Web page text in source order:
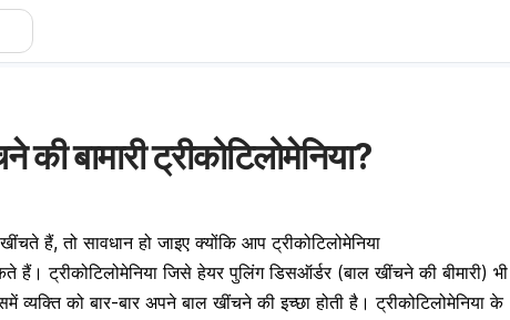
की बामारी ट्रीकोटिलोमेनिया?
हैं, तो सावधान हो जाइए क्योंकि आप ट्रीकोटिलोमेनिया
ट्रीकोटिलोमेनिया जिसे हेयर पुलिंग डिसऑर्डर (बाल खींचने की बीमारी) भी
को बार-बार अपने बाल खींचने की इच्छा होती है। ट्रीकोटिलोमेनिया के